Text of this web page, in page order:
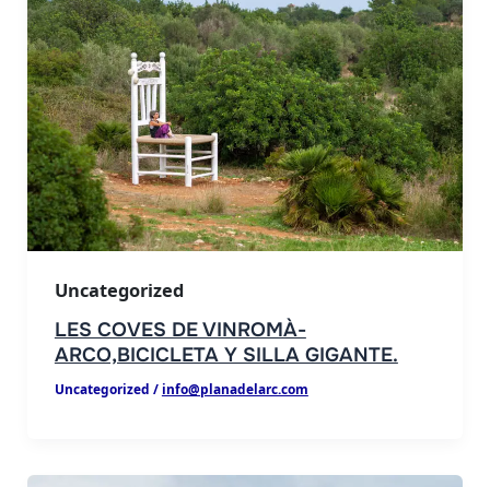
Uncategorized
LES COVES DE VINROMÀ-
ARCO,BICICLETA Y SILLA GIGANTE.
Uncategorized / info@planadelarc.com